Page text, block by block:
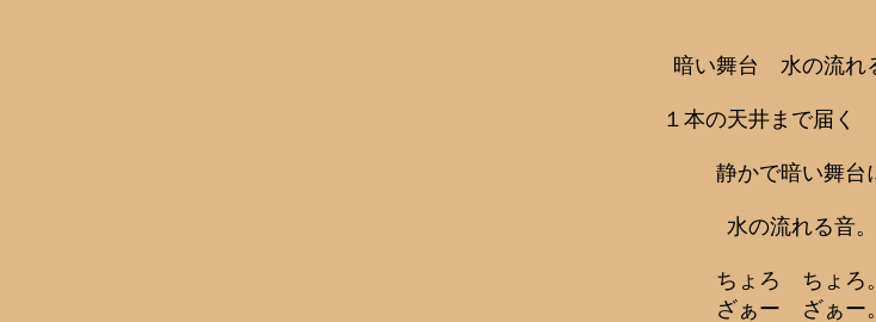
暗い舞台 水の流れ
１本の天井まで届く
静かで暗い舞台
水の流れる音。
ちょろ ちょろ。
ざぁー ざぁー。